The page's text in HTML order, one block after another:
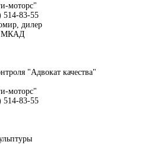
моторс"
514-83-55
дилер
МКАД
"Адвокат качества"
моторс"
514-83-55